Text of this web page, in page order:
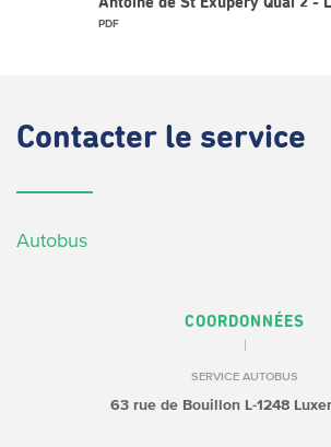
PDF
Contacter le service
Autobus
COORDONNÉES
SERVICE AUTOBUS
63 rue de BouillonL-1248